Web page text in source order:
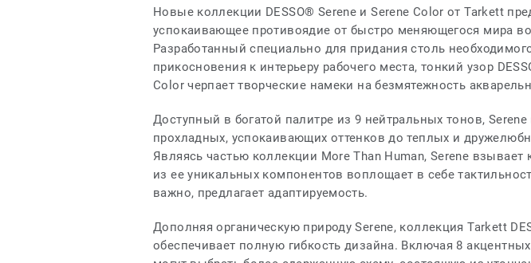
Новые коллекции DESSO® Serene и Serene Color от Tarkett
успокаивающее противоядие от быстро меняющегося мира
Разработанный специально для придания столь
прикосновения к интерьеру рабочего места, тонкий узор
Color черпает творческие намеки на безмятежность
Доступный в богатой палитре из 9 нейтральных тонов, Serene
прохладных, успокаивающих оттенков до теплых и
Являясь частью коллекции More Than Human, Serene взывает
из ее уникальных компонентов воплощает в себе
важно, предлагает адаптируемость.
Дополняя органическую природу Serene, коллекция Tarkett
обеспечивает полную гибкость дизайна. Включая 8